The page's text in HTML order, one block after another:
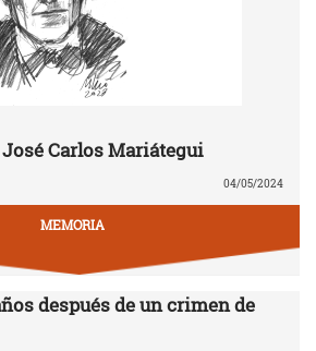
Carlos Mariátegui
04/05/2024
MEMORIA
después de un crimen de